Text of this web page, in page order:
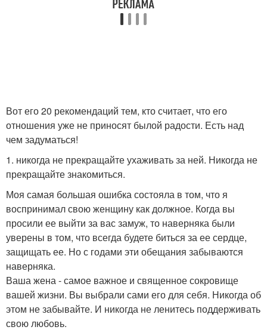
Вот его 20 рекомендаций тем, кто считает, что его
отношения уже не приносят былой радости. Есть над
чем задуматься!
1. никогда не прекращайте ухаживать за ней. Никогда не
прекращайте знакомиться.
Моя самая большая ошибка состояла в том, что я
воспринимал свою женщину как должное. Когда вы
просили ее выйти за вас замуж, то наверняка были
уверены в том, что всегда будете биться за ее сердце,
защищать ее. Но с годами эти обещания забываются
наверняка.
Ваша жена - самое важное и священное сокровище
вашей жизни. Вы выбрали сами его для себя. Никогда об
этом не забывайте. И никогда не ленитесь поддерживать
свою любовь.